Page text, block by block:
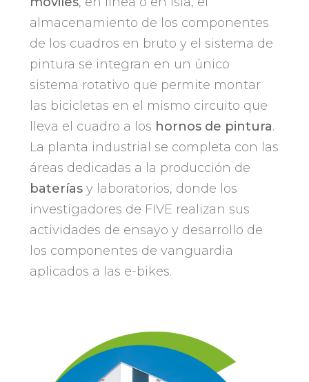
almacenamiento de los componentes
de los cuadros en bruto y el sistema de
pintura se integran en un único
sistema rotativo que permite montar
las bicicletas en el mismo circuito que
lleva el cuadro a los hornos de pintura.
La planta industrial se completa con las
áreas dedicadas a la producción de
bateríasy laboratorios, donde los
investigadores de FIVE realizan sus
actividades de ensayo y desarrollo de
los componentes de vanguardia
aplicados a las e-bikes.